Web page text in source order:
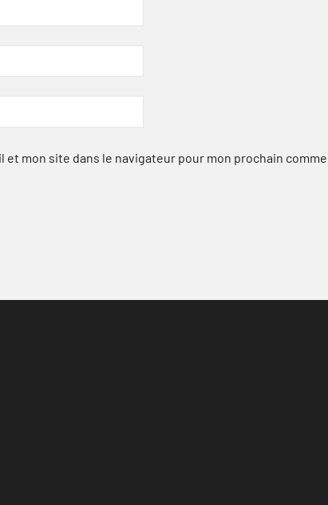
mon site dans le navigateur pour mon prochain